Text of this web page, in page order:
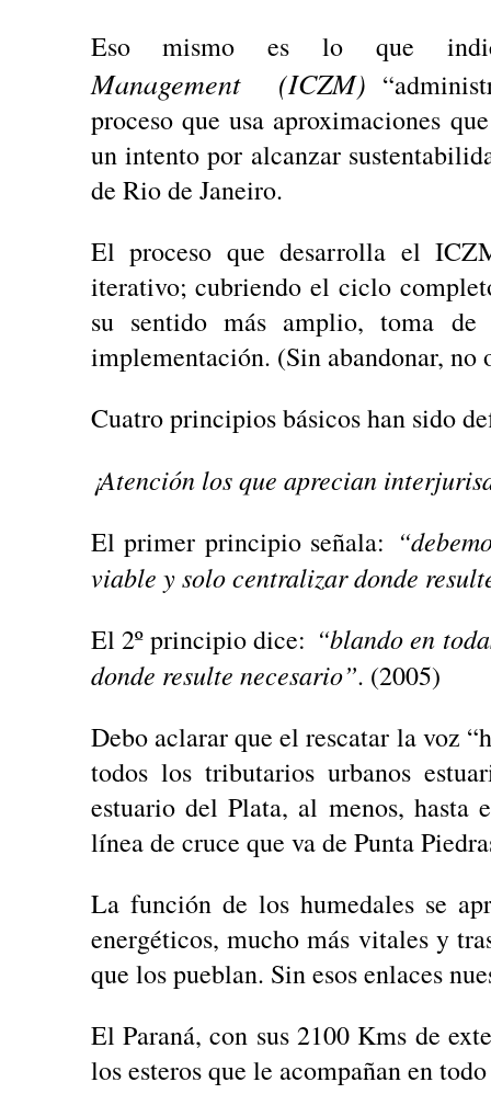
Eso mismo es lo que
Management(ICZM)
proceso que usa aproximaciones
un intento por alcanzar
de Rio de Janeiro.
El proceso que desarrolla el
iterativo; cubriendo el ciclo
su sentido más amplio, toma de
implementación. (Sin abandonar, no
Cuatro principios básicos han sido
¡Atención los que aprecian
El primer principio señala:
viable y solo centralizar donde
El 2º principio dice: “blando en
donde resulte necesario”. (2005)
Debo aclarar que el rescatar la voz
todos los tributarios urbanos
estuario del Plata, al menos,
línea de cruce que va de Punta
La función de los humedales se
energéticos, mucho más vitales y
que los pueblan. Sin esos enlaces
El Paraná, con sus 2100 Kms de
los esteros que le acompañan en